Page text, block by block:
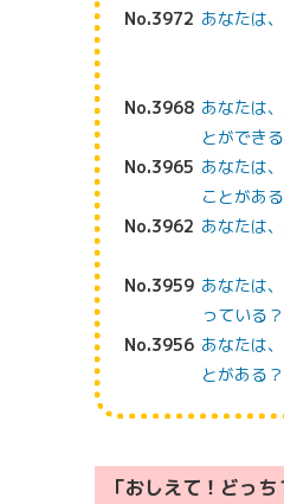
No.3972 あなたは
No.3968 あなたは
とができ
No.3965 あなたは
ことがあ
No.3962 あなたは
No.3959 あなたは
っている？
No.3956 あなたは
とがある？
「おしえて！どっ